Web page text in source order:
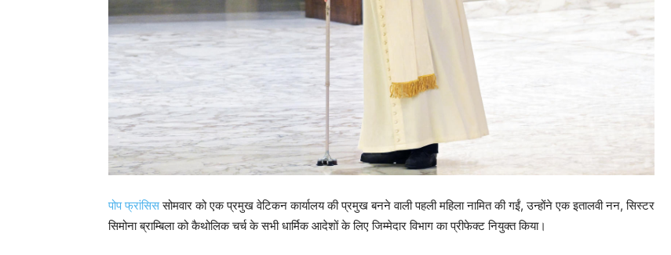
पोप फ्रांसिससोमवार को एक प्रमुख वेटिकन कार्यालय की प्रमुख बनने वाली पहली महिला नामित की गईं, उन्होंने एक इतालवी नन, सिस्टर
सिमोना ब्राम्बिला को कैथोलिक चर्च के सभी धार्मिक आदेशों के लिए जिम्मेदार विभाग का प्रीफेक्ट नियुक्त किया।